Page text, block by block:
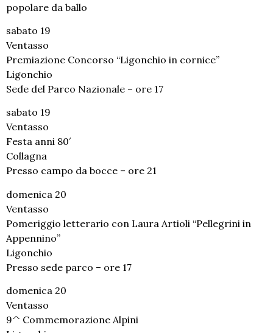
popolare da ballo
sabato 19
Ventasso
Premiazione Concorso “Ligonchio in cornice”
Ligonchio
Sede del Parco Nazionale – ore 17
sabato 19
Ventasso
Festa anni 80′
Collagna
Presso campo da bocce – ore 21
domenica 20
Ventasso
Pomeriggio letterario con Laura Artioli “Pellegrini in
Appennino”
Ligonchio
Presso sede parco – ore 17
domenica 20
Ventasso
9^ Commemorazione Alpini